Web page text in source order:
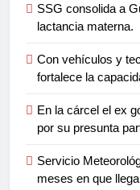
SSG consolida a
lactancia materna.
Con vehículos y
fortalece la
En la cárcel el ex
por su presunta
Servicio
meses en que